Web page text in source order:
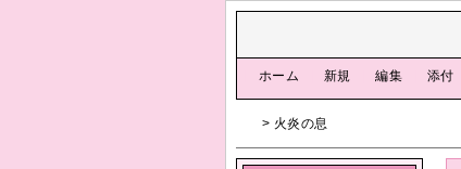
ホーム 新規 編集 添付
> 火炎の息